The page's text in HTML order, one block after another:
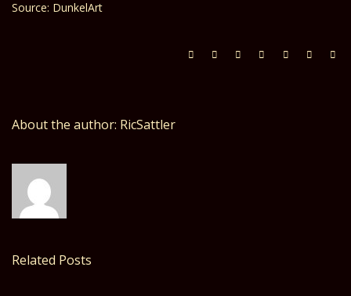
Source: DunkelArt
About the author: RicSattler
Related Posts